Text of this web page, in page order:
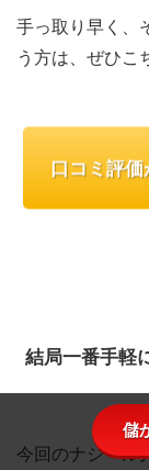
手っ取り早く、
う方は、ぜひこ
口コミ評
結局一番手軽
今回のナジール
儲